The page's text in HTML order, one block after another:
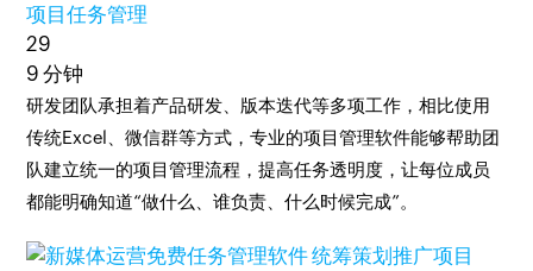
项目任务管理
29
9 分钟
研发团队承担着产品研发、版本迭代等多项工作，相比使用
传统Excel、微信群等方式，专业的项目管理软件能够帮助团
队建立统一的项目管理流程，提高任务透明度，让每位成员
都能明确知道“做什么、谁负责、什么时候完成”。